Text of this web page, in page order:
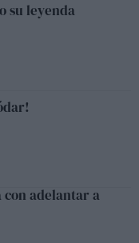
su leyenda
con adelantar a